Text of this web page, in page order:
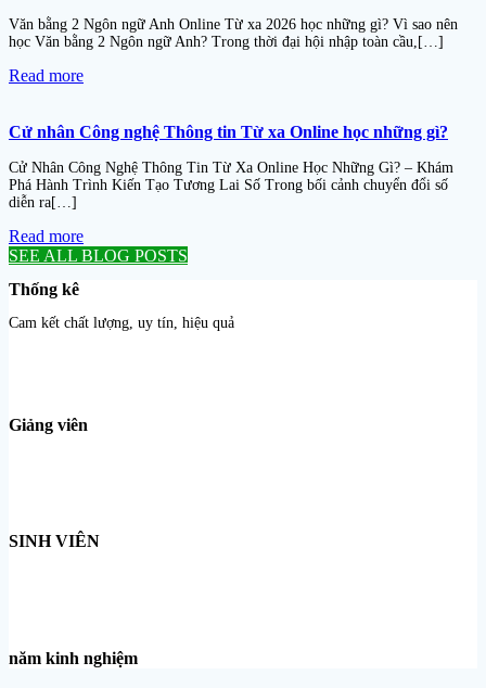
Văn bằng 2 Ngôn ngữ Anh Online Từ xa 2026 học những gì? Vì sao nên
học Văn bằng 2 Ngôn ngữ Anh? Trong thời đại hội nhập toàn cầu,[…]
Read more
Cử nhân Công nghệ Thông tin Từ xa Online học những gì?
Cử Nhân Công Nghệ Thông Tin Từ Xa Online Học Những Gì? – Khám
Phá Hành Trình Kiến Tạo Tương Lai Số Trong bối cảnh chuyển đổi số
diễn ra[…]
Read more
SEE ALL BLOG POSTS
Thống kê
Cam kết chất lượng, uy tín, hiệu quả
Giảng viên
SINH VIÊN
năm kinh nghiệm